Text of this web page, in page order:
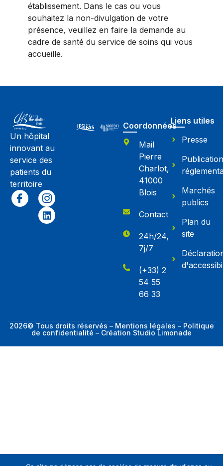
établissement. Dans le cas ou vous
souhaitez la non-divulgation de votre
présence, veuillez en faire la demande au
cadre de santé du service de soins qui vous
accueille.
Un hôpital
innovant au
service des
patients du
territoire
Coordonnées
Mail
Pierre
Charlot,
41000
Blois
Contact
24h/24,
7j/7
(+33) 2
54 55
66 33
Liens utiles
Presse
Marchés
publics
Plan du
site
2026© Tous droits réservés – Mentions légales – Politique
de confidentialité – Création Studio Limonade